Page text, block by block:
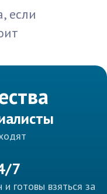
если
7
готовы взяться за